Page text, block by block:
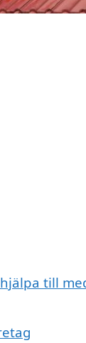
till